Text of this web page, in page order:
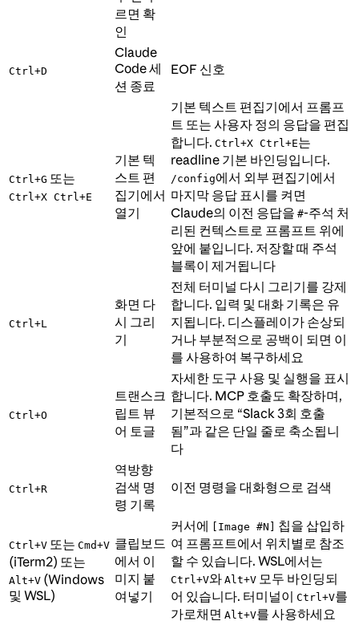
르면 확
인
Ctrl+D
Claude
Code 세
션 종료
EOF 신호
Ctrl+G 또는
Ctrl+X Ctrl+E
기본 텍
스트 편
집기에서
열기
기본 텍스트 편집기에서 프롬프
트 또는 사용자 정의 응답을 편집
합니다. Ctrl+X Ctrl+E는
readline 기본 바인딩입니다.
/config에서 외부 편집기에서
마지막 응답 표시를 켜면
Claude의 이전 응답을 #-주석 처
리된 컨텍스트로 프롬프트 위에
앞에 붙입니다. 저장할 때 주석
블록이 제거됩니다
Ctrl+L
화면 다
시 그리
기
전체 터미널 다시 그리기를 강제
합니다. 입력 및 대화 기록은 유
지됩니다. 디스플레이가 손상되
거나 부분적으로 공백이 되면 이
를 사용하여 복구하세요
Ctrl+O
트랜스크
립트 뷰
어 토글
자세한 도구 사용 및 실행을 표시
합니다. MCP 호출도 확장하며,
기본적으로 “Slack 3회 호출
됨”과 같은 단일 줄로 축소됩니
다
Ctrl+R
역방향
검색 명
령 기록
이전 명령을 대화형으로 검색
Ctrl+V 또는 Cmd+V
(iTerm2) 또는
Alt+V (Windows
및 WSL)
클립보드
에서 이
미지 붙
여넣기
커서에 [Image #N] 칩을 삽입하
여 프롬프트에서 위치별로 참조
할 수 있습니다. WSL에서는
Ctrl+V와 Alt+V 모두 바인딩되
어 있습니다. 터미널이 Ctrl+V를
가로채면 Alt+V를 사용하세요